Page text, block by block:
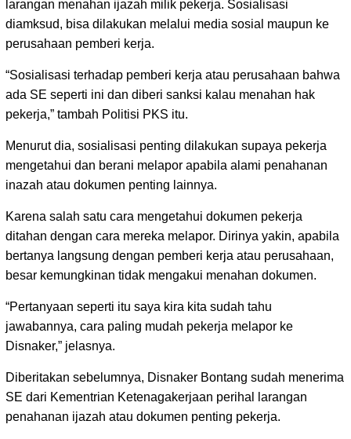
larangan menahan ijazah milik pekerja. Sosialisasi
diamksud, bisa dilakukan melalui media sosial maupun ke
perusahaan pemberi kerja.
“Sosialisasi terhadap pemberi kerja atau perusahaan bahwa
ada SE seperti ini dan diberi sanksi kalau menahan hak
pekerja,” tambah Politisi PKS itu.
Menurut dia, sosialisasi penting dilakukan supaya pekerja
mengetahui dan berani melapor apabila alami penahanan
inazah atau dokumen penting lainnya.
Karena salah satu cara mengetahui dokumen pekerja
ditahan dengan cara mereka melapor. Dirinya yakin, apabila
bertanya langsung dengan pemberi kerja atau perusahaan,
besar kemungkinan tidak mengakui menahan dokumen.
“Pertanyaan seperti itu saya kira kita sudah tahu
jawabannya, cara paling mudah pekerja melapor ke
Disnaker,” jelasnya.
Diberitakan sebelumnya, Disnaker Bontang sudah menerima
SE dari Kementrian Ketenagakerjaan perihal larangan
penahanan ijazah atau dokumen penting pekerja.